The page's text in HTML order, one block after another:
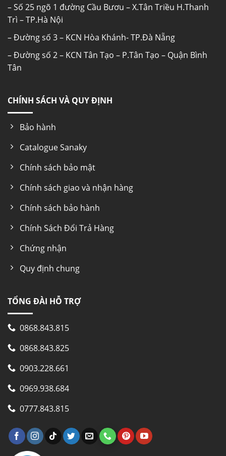
– Số 25 ngõ 1 đường Cầu Bươu – X.Tân Triều H.Thanh
Trì – TP.Hà Nội
– Đường số 3 – KCN Hòa Khánh- TP.Đà Nẵng
– Đường số 2 – KCN Tân Tạo – P.Tân Tạo – Quận Bình
Tân
CHÍNH SÁCH VÀ QUY ĐỊNH
Bảo hành
Catalogue Sanaky
Chính sách bảo mật
Chính sách giao và nhận hàng
Chính sách bảo hành
Chính Sách Đổi Trả Hàng
Chứng nhận
Quy định chung
TỔNG ĐÀI HỖ TRỢ
0868.843.815
0868.843.825
0903.228.661
0969.938.684
0777.843.815